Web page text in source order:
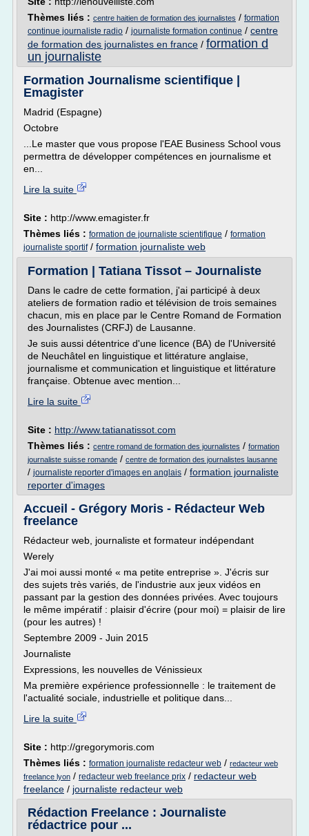
Thèmes liés : centre haitien de formation des journalistes / formation
continue journaliste radio / journaliste formation continue / centre
de formation des journalistes en france / formation d
un journaliste
Formation Journalisme scientifique |
Emagister
Madrid (Espagne)
Octobre
...Le master que vous propose l'EAE Business School vous
permettra de développer compétences en journalisme et
en...
Lire la suite
Site : http://www.emagister.fr
Thèmes liés : formation de journaliste scientifique / formation
journaliste sportif/ formation journaliste web
Formation | Tatiana Tissot – Journaliste
Dans le cadre de cette formation, j'ai participé à deux
ateliers de formation radio et télévision de trois semaines
chacun, mis en place par le Centre Romand de Formation
des Journalistes (CRFJ) de Lausanne.
Je suis aussi détentrice d'une licence (BA) de l'Université
de Neuchâtel en linguistique et littérature anglaise,
journalisme et communication et linguistique et littérature
française. Obtenue avec mention...
Lire la suite
Site : http://www.tatianatissot.com
Thèmes liés : centre romand de formation des journalistes / formation
journaliste suisse romande / centre de formation des journalistes lausanne
/ journaliste reporter d'images en anglais / formation journaliste
reporter d'images
Accueil - Grégory Moris - Rédacteur Web
freelance
Rédacteur web, journaliste et formateur indépendant
Werely
J'ai moi aussi monté « ma petite entreprise ». J'écris sur
des sujets très variés, de l'industrie aux jeux vidéos en
passant par la gestion des données privées. Avec toujours
le même impératif : plaisir d'écrire (pour moi) = plaisir de lire
(pour les autres) !
Septembre 2009 - Juin 2015
Journaliste
Expressions, les nouvelles de Vénissieux
Ma première expérience professionnelle : le traitement de
l'actualité sociale, industrielle et politique dans...
Lire la suite
Site : http://gregorymoris.com
Thèmes liés : formation journaliste redacteur web / redacteur web
freelance lyon / redacteur web freelance prix / redacteur web
freelance / journaliste redacteur web
Rédaction Freelance : Journaliste
rédactrice pour ...